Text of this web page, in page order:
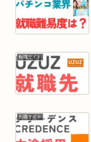
転職サイト
転職サイト